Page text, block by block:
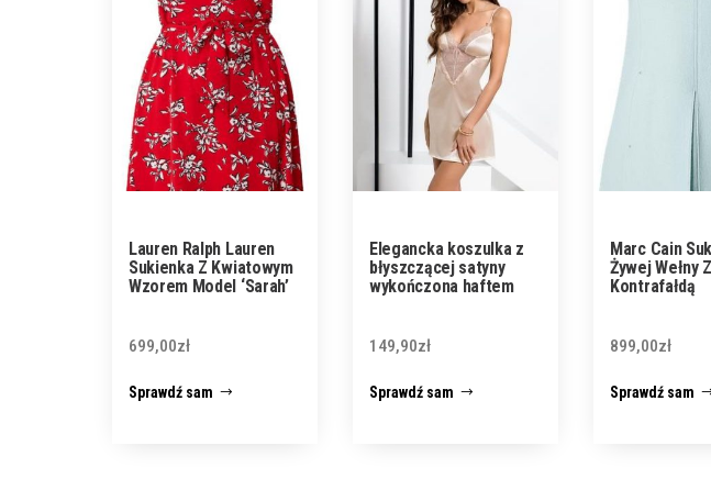
Lauren Ralph Lauren
Sukienka Z Kwiatowym
Wzorem Model ‘Sarah’
699,00zł
Sprawdź sam
Elegancka koszulka z
błyszczącej satyny
wykończona haftem
149,90zł
Sprawdź sam
Marc Cain
Żywej Wełny Z
Kontrafałdą
899,00zł
Sprawdź sam